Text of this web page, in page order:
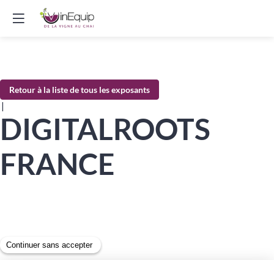
Retour à la liste de tous les exposants
|
DIGITALROOTS
FRANCE